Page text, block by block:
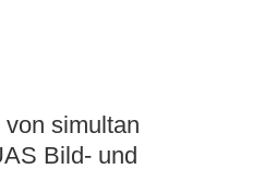
simultan
Bild- und